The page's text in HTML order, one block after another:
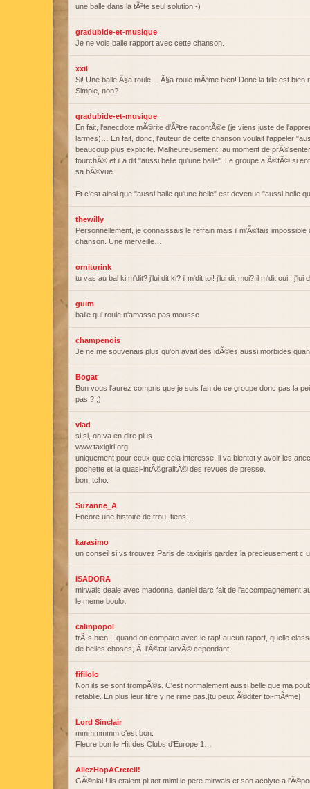
une balle dans la tÃªte seul solution:-)
gradubide-et-musique
Je ne vois balle rapport avec cette chanson.
xxil
Si! Une balle Ã§a roule… Ã§a roule mÃªme bien! Donc la fille est bien
Simple, non?
gradubide-et-musique
En fait, l'anecdote mÃ©rite d'Ãªtre racontÃ©e (je viens juste de
larmes)… En fait, donc, l'auteur de cette chanson voulait l'appeler
beaucoup plus explicite. Malheureusement, au moment de
fourchÃ© et il a dit "aussi belle qu'une balle". Le groupe a Ã©tÃ© si
sa bÃ©vue.
Et c'est ainsi que "aussi balle qu'une belle" est devenue "aussi belle
thewilly
Personnellement, je connaissais le refrain mais il m'Ã©tais
chanson. Une merveille…
ornitorink
tu vas au bal ki m'dit? j'lui dit ki? il m'dit toi! j'lui dit moi? il m'dit oui ! j'lui
guim
balle qui roule n'amasse pas mousse
champenois
Je ne me souvenais plus qu'on avait des idÃ©es aussi morbides
Bogat
Bon vous l'aurez compris que je suis fan de ce groupe donc pas la
pas ? ;)
vlad
si si, on va en dire plus.
www.taxigirl.org
uniquement pour ceux que cela interesse, il va bientot y avoir les
pochette et la quasi-intÃ©gralitÃ© des revues de presse.
bon, tcho.
Suzanne_A
Encore une histoire de trou, tiens…
karasimo
un conseil si vs trouvez Paris de taxigirls gardez la precieusement c
ISADORA
mirwais deale avec madonna, daniel darc fait de l'accompagnement
le meme boulot.
calinpopol
trÃ¨s bien!!! quand on compare avec le rap! aucun raport, quelle
de belles choses, Ã l'Ã©tat larvÃ© cependant!
fifilolo
Non ils se sont trompÃ©s. C'est normalement aussi belle que ma
retablie. En plus leur titre y ne rime pas.[tu peux Ã©diter toi-mÃªme]
Lord Sinclair
mmmmmmm c'est bon.
Fleure bon le Hit des Clubs d'Europe 1…
AllezHopACreteil!
GÃ©nial!! ils etaient plutot mimi le pere mirwais et son acolyte a